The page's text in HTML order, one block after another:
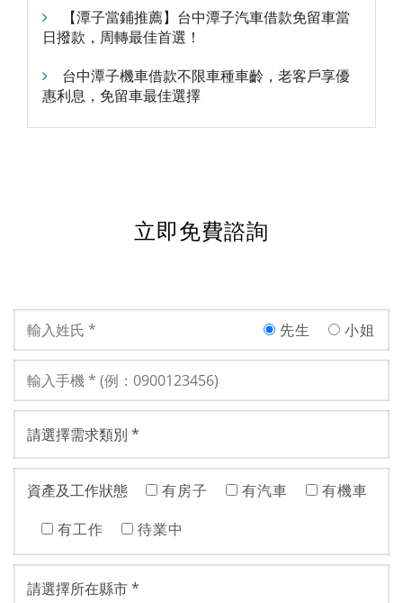
【潭子當鋪推薦】台中潭子汽車借款免留車當
日撥款，周轉最佳首選！
台中潭子機車借款不限車種車齡，老客戶享優
惠利息，免留車最佳選擇
立即免費諮詢
先生 小姐
資產及工作狀態 有房子 有汽車
有機車
有工作
待業中